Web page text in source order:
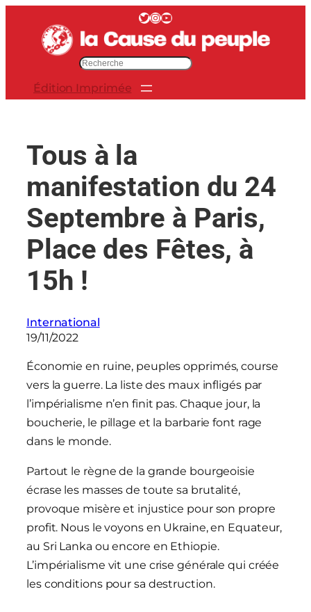
contenu
Twitter InstagramYouTube
e
r
Édition Imprimée
Tous à la
manifestation du 24
Septembre à Paris,
Place des Fêtes, à
15h !
International
19/11/2022
Économie en ruine, peuples opprimés, course
vers la guerre. La liste des maux infligés par
l’impérialisme n’en finit pas. Chaque jour, la
boucherie, le pillage et la barbarie font rage
dans le monde.
Partout le règne de la grande bourgeoisie
écrase les masses de toute sa brutalité,
provoque misère et injustice pour son propre
profit. Nous le voyons en Ukraine, en Equateur,
au Sri Lanka ou encore en Ethiopie.
L’impérialisme vit une crise générale qui créée
les conditions pour sa destruction.